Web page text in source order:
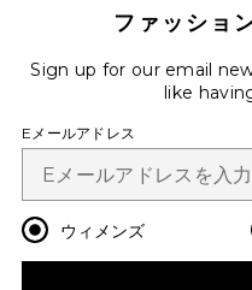
も配信停止できます。
プライバ
ファッショ
Sign up for our email
like
Eメールアドレス
ウィメンズ